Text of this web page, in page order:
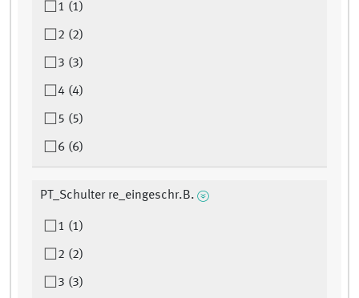
1 (1)
2 (2)
3 (3)
4 (4)
5 (5)
6 (6)
PT_Schulter re_eingeschr.B.
1 (1)
2 (2)
3 (3)